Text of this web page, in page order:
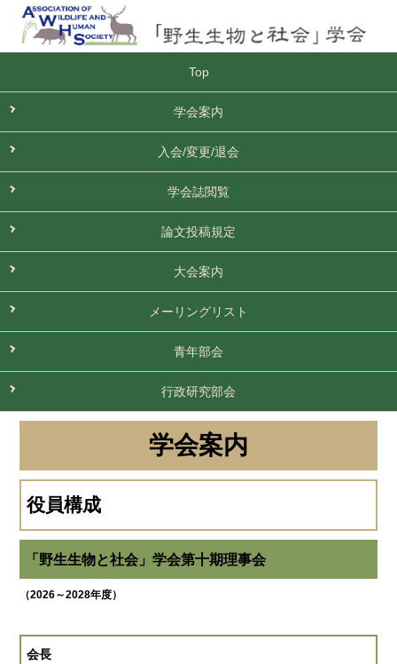
Top
学会案内
入会/変更/退会
学会誌閲覧
論文投稿規定
大会案内
メーリングリスト
青年部会
行政研究部会
学会案内
役員構成
「野生生物と社会」学会第十期理事会
（2026～2028年度）
会長